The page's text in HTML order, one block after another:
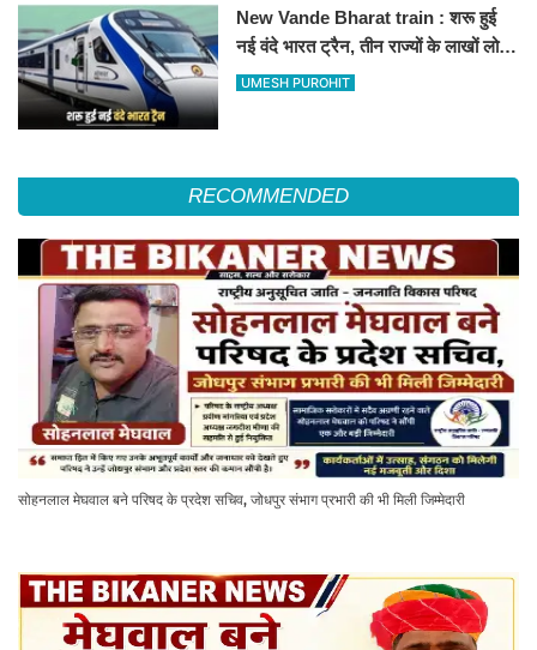
New Vande Bharat train : शरू हुई
नई वंदे भारत ट्रैन, तीन राज्यों के लाखों लोगों
का सफर होगा आसान, देखें पूरा रूटमैप
UMESH PUROHIT
RECOMMENDED
सोहनलाल मेघवाल बने परिषद के प्रदेश सचिव, जोधपुर संभाग प्रभारी की भी मिली जिम्मेदारी